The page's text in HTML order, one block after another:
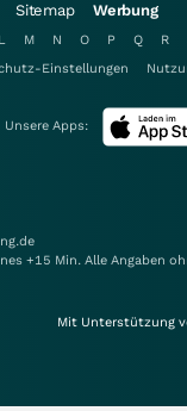
Sitemap Werbung
L M N O P Q R
Einstellungen
Unsere Apps:
+15 Min. Alle Angaben
Mit Unterstützung